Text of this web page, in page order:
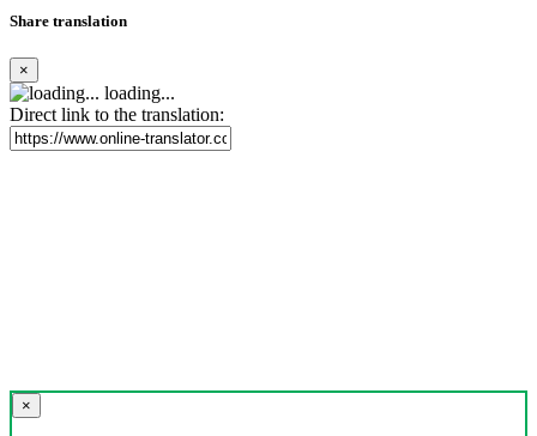
Share translation
×
loading...
Direct link to the translation:
×